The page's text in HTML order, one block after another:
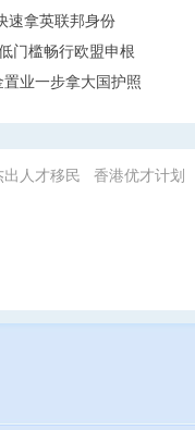
速拿英联邦身份
门槛畅行欧盟申根
业一步拿大国护照
出人才移民 香港优才计划